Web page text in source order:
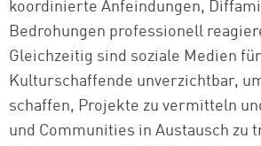
koordinierte Anfeindungen,
Bedrohungen professionell
Gleichzeitig sind soziale Medien
Kulturschaffende unverzichtbar,
schaffen, Projekte zu vermitteln
und Communities in Austausch zu